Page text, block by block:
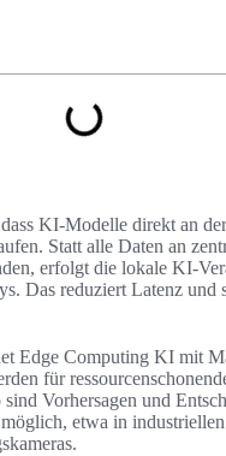
KI-Modelle direkt an der
Statt alle Daten an
erfolgt die lokale KI-
Das reduziert Latenz und
Edge Computing KI mit
für
Vorhersagen und
etwa in